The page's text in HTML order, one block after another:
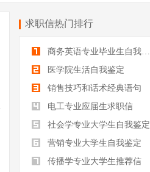
求职信热门排行
商务英语专业毕业生自我鉴定
医学院生活自我鉴定
销售技巧和话术经典语句
电工专业应届生求职信
社会学专业大学生自我鉴定
营销专业大学生自我鉴定
传播学专业大学生推荐信